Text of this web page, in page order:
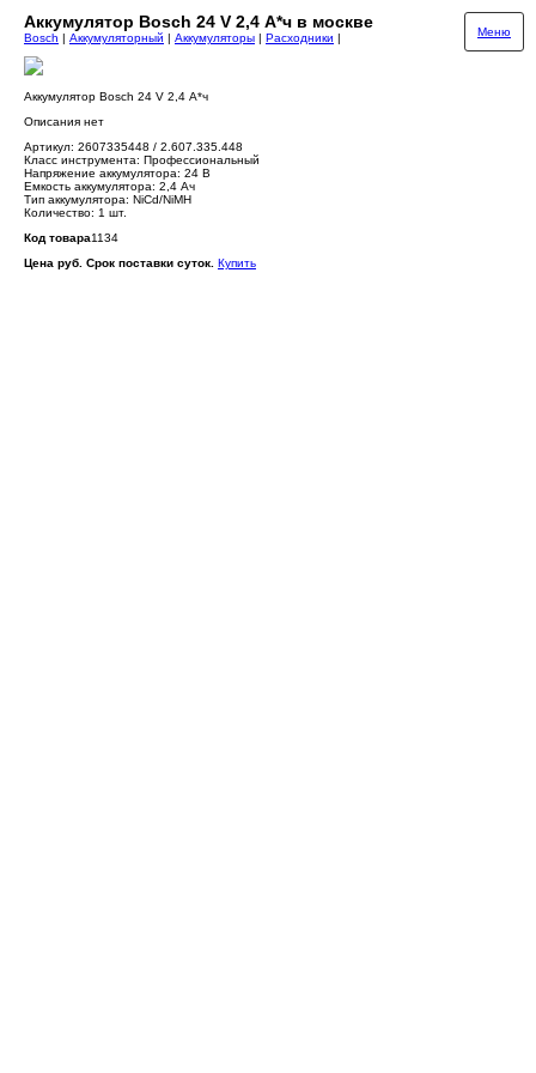
Аккумулятор Bosch 24 V 2,4 А*ч в москве
Меню
Bosch | Аккумуляторный | Аккумуляторы | Расходники |
Аккумулятор Bosch 24 V 2,4 А*ч
Описания нет
Артикул: 2607335448 / 2.607.335.448
Класс инструмента: Профессиональный
Напряжение аккумулятора: 24 В
Емкость аккумулятора: 2,4 Ач
Тип аккумулятора: NiCd/NiMH
Количество: 1 шт.
Код товара1134
Цена руб. Срок поставки суток. Купить